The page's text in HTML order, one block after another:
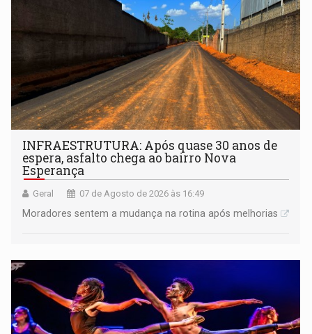
INFRAESTRUTURA: Após quase 30 anos de
espera, asfalto chega ao bairro Nova
Esperança
Geral 07 de Agosto de 2026 às 16:49
Moradores sentem a mudança na rotina após melhorias